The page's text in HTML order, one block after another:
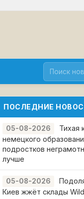
ПОСЛЕДНИЕ
05-08-2026
Тихая
немецкого
подростков
лучше
05-08-2026
Киев жжёт склады